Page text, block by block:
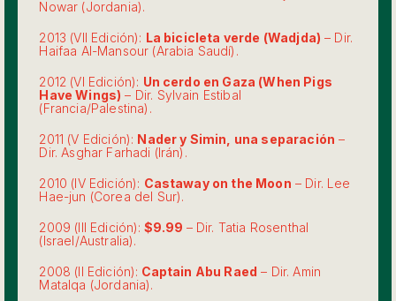
Nowar (Jordania).
2013 (VII Edición): La bicicleta verde (Wadjda) – Dir.
Haifaa Al-Mansour (Arabia Saudí).
2012 (VI Edición): Un cerdo en Gaza (When Pigs
Have Wings) – Dir. Sylvain Estibal
(Francia/Palestina).
2011 (V Edición): Nader y Simin, una separación –
Dir. Asghar Farhadi (Irán).
2010 (IV Edición): Castaway on the Moon – Dir. Lee
Hae-jun (Corea del Sur).
2009 (III Edición): $9.99 – Dir. Tatia Rosenthal
(Israel/Australia).
2008 (II Edición): Captain Abu Raed – Dir. Amin
Matalqa (Jordania).